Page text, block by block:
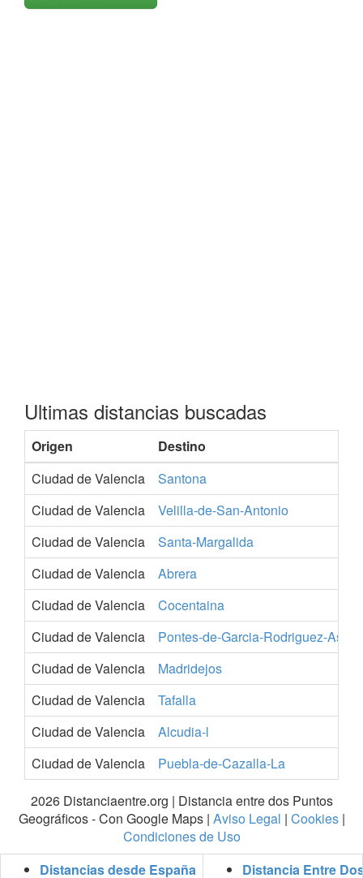
Ultimas distancias buscadas
Origen Destino
Ciudad de Valencia
Santona
Ciudad de Valencia
Velilla-de-San-Antonio
Ciudad de Valencia
Santa-Margalida
Ciudad de Valencia
Abrera
Ciudad de Valencia
Cocentaina
Ciudad de Valencia
Pontes-de-Garcia-Rodriguez-As
Ciudad de Valencia
Madridejos
Ciudad de Valencia
Tafalla
Ciudad de Valencia
Alcudia-l
Ciudad de Valencia
Puebla-de-Cazalla-La
2026 Distanciaentre.org | Distancia entre dos Puntos
Geográficos - Con Google Maps | Aviso Legal | Cookies|
Condiciones de Uso
Distancias desde España
Distancia Entre